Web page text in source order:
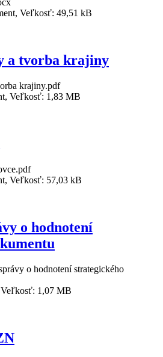
Veľkosť: 49,51 kB
a tvorba krajiny
krajiny.pdf
Veľkosť: 1,83 MB
Veľkosť: 57,03 kB
o hodnotení
o hodnotení strategického
Veľkosť: 1,07 MB